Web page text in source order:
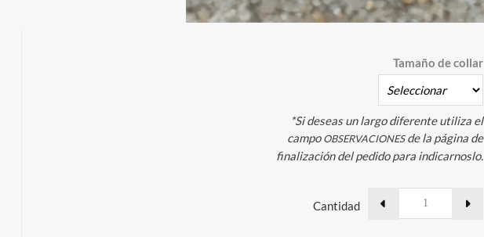
Tamaño de collar
*Si deseas un largo diferente utiliza el
campoOBSERVACIONESde la página de
finalización del pedido para indicarnoslo.
Cantidad